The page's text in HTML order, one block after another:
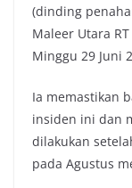
b
o
o
t
e
r
s
A
p
(dinding
Maleer Utara
Minggu 29 Juni
Ia memastikan
insiden ini dan
dilakukan
pada Agustus